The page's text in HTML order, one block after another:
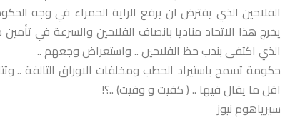
الفلاحين الذي يفترض ان يرفع الراية الحمراء في وجه
يخرج هذا الاتحاد مناديا بانصاف الفلاحين والسرعة في
الذي اكتفى بندب حظ الفلاحين .. واستعراض وجعهم ..
حكومة تسمح باستيراد الحطب ومخلفات الاوراق التالفة ..
اقل ما يقال فيها .. ( كفيت و وفيت) ..؟!
سيرياهوم نيوز